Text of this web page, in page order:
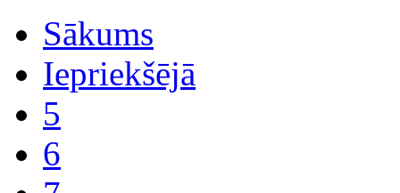
Sākums
Iepriekšējā
5
6